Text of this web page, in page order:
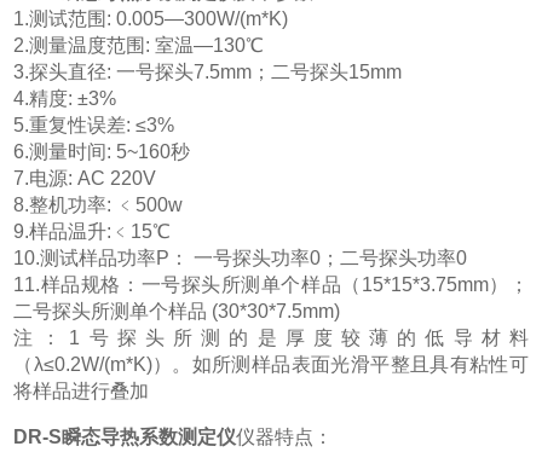
1.测试范围: 0.005—300W/(m*K)
2.测量温度范围: 室温—130℃
3.探头直径: 一号探头7.5mm；二号探头15mm
4.精度: ±3%
5.重复性误差: ≤3%
6.测量时间: 5~160秒
7.电源: AC 220V
8.整机功率: ﹤500w
9.样品温升:﹤15℃
10.测试样品功率P： 一号探头功率0；二号探头功率0
11.样品规格：一号探头所测单个样品（15*15*3.75mm）；
二号探头所测单个样品 (30*30*7.5mm)
注：1号探头所测的是厚度较薄的低导材料
（λ≤0.2W/(m*K)）。如所测样品表面光滑平整且具有粘性可
将样品进行叠加
DR-S瞬态导热系数测定仪仪器特点：